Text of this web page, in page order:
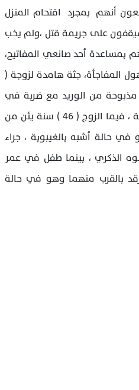
أنهم بمجرد اقتحام المنزل
على جريمة قتل ،ولم يخب
أحد صانعي المفاتيح،
جثة هامدة لزوجة (
مذبوحة من الوريد مع ضربة في
الرأس قد تكون بواسطة مطرقة ، فيما الزوج ( 46 ) سنة يئن من
حالة أشبه بالغيبوبة ، جراء
الذكري ، بينما طفل في عمر
بالقرب منهما وهو في حالة